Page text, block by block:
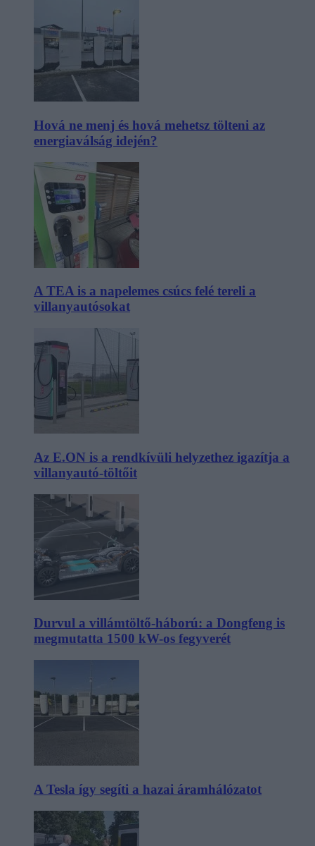
Hová ne menj és hová mehetsz tölteni az
energiaválság idején?
A TEA is a napelemes csúcs felé tereli a
villanyautósokat
Az E.ON is a rendkívüli helyzethez igazítja a
villanyautó-töltőit
Durvul a villámtöltő-háború: a Dongfeng is
megmutatta 1500 kW-os fegyverét
A Tesla így segíti a hazai áramhálózatot